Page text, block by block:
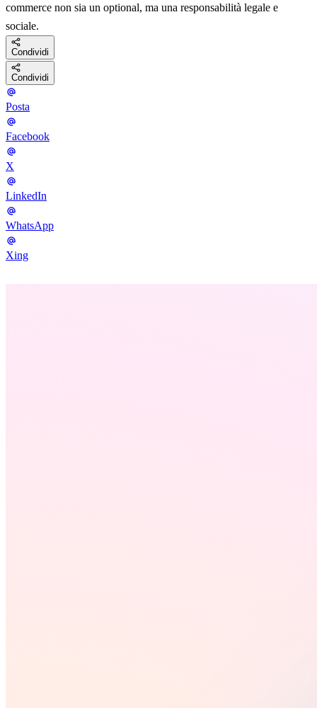
commerce non sia un optional, ma una responsabilità legale e
sociale.
Condividi
Condividi
Posta
Facebook
X
LinkedIn
WhatsApp
Xing